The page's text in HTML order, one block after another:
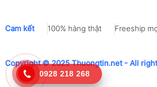
Cam kết 100% hàng thật Freeship
Copyright © 2025 Thuongtin.net - All
0928 218 268